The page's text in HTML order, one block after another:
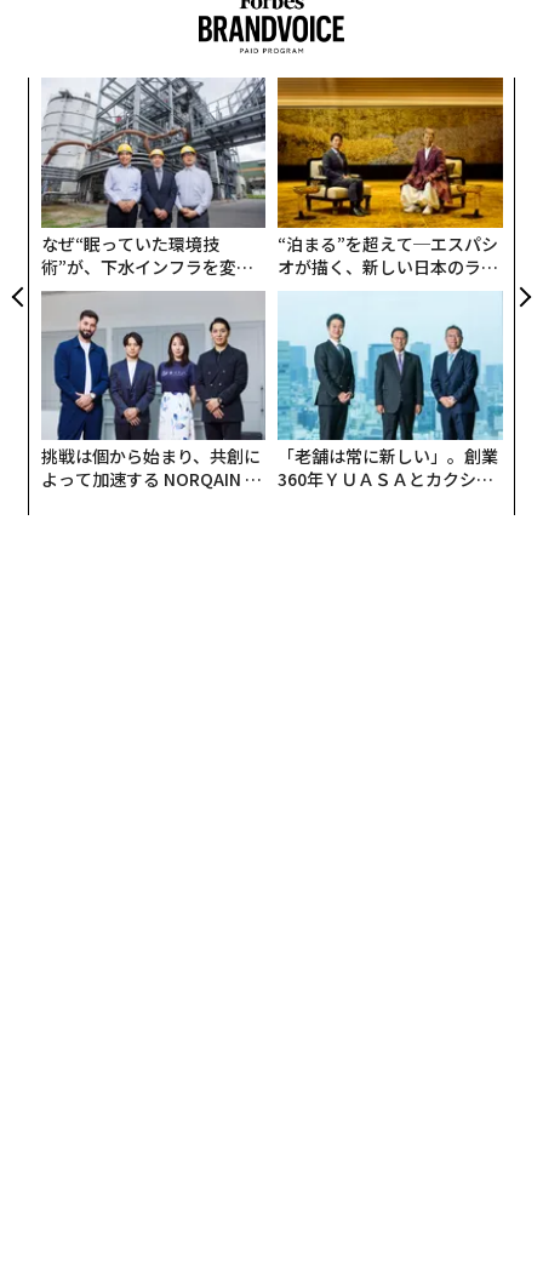
関連記事
なぜ金持ちはより裕福に、貧困層はより貧しくなるのか？ 「K字型」経済
を読み解く
生活費の高い都市ランキング インフレと通貨高で欧州が突出
欧州で相次ぐゴールデンビザ廃止、スペインも決定 不動産価格高騰で
物価高の今だからこそ考えたい「副業のメリット」
9割の人が値上げで生活に影響 電気代がいちばん痛い
タグ： フランス ユーロ/EUR 生活費/生活資金 収入
このところ株式市場は史上最高値の更新を続け、裕福な
投資家にとっては力強い成長を示している。しかし、多
くの中・低賃金労働者の賃金の伸びは物価上昇率を下回
っており、購買力の低下を招いている。
なぜ“眠っていた環境技
術”が、下水インフラを変え
たのか──産総研×月島JFE
アクアソリューションの10年
“泊まる”を超えて─エスパシ
オが描く、新しい日本のラグ
ジュアリー（中編）
挑戦は個から始まり、共創に
よって加速する NORQAIN JA
「老舗は常に新しい」。創業
360年ＹＵＡＳＡとカクシン